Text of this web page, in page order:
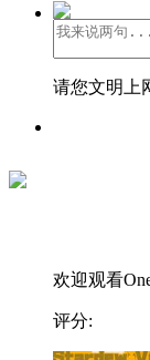
请您文明上
欢迎观看
评分: